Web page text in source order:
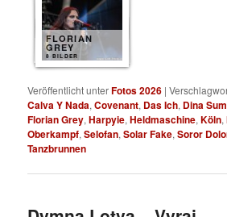
FLORIAN
GREY
8 BILDER
Veröffentlicht unterFotos 2026 |
Calva Y Nada,Covenant, Das Ich, Dina
Florian Grey,Harpyie,Heldmaschine,Köln,
Oberkampf,Selofan,Solar Fake,Soror
Tanzbrunnen